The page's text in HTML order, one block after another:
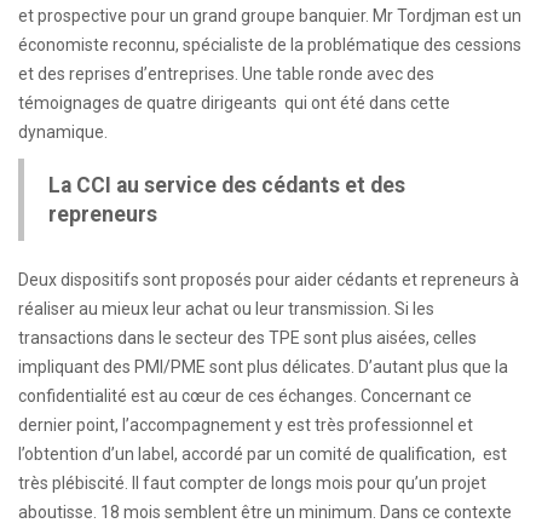
et prospective pour un grand groupe banquier. Mr Tordjman est un
économiste reconnu, spécialiste de la problématique des cessions
et des reprises d’entreprises. Une table ronde avec des
témoignages de quatre dirigeants qui ont été dans cette
dynamique.
La CCI au service des cédants et des
repreneurs
Deux dispositifs sont proposés pour aider cédants et repreneurs à
réaliser au mieux leur achat ou leur transmission. Si les
transactions dans le secteur des TPE sont plus aisées, celles
impliquant des PMI/PME sont plus délicates. D’autant plus que la
confidentialité est au cœur de ces échanges. Concernant ce
dernier point, l’accompagnement y est très professionnel et
l’obtention d’un label, accordé par un comité de qualification, est
très plébiscité. Il faut compter de longs mois pour qu’un projet
aboutisse. 18 mois semblent être un minimum. Dans ce contexte